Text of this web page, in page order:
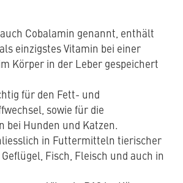
Cobalamin genannt, enthält
einzigstes Vitamin bei einer
Körper in der Leber gespeichert
für den Fett- und
sowie für die
bei Hunden und Katzen.
in Futtermitteln tierischer
Fisch, Fleisch und auch in